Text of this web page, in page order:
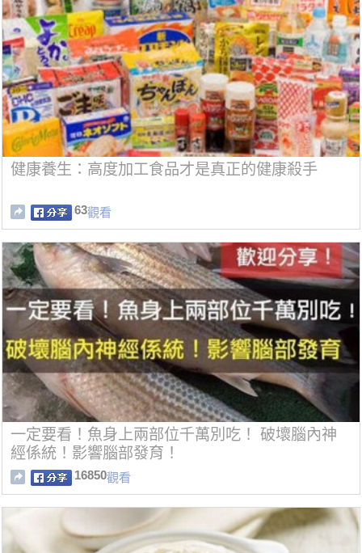
健康養生：高度加工食品才是真正的健康殺手
63觀看
一定要看！魚身上兩部位千萬別吃！ 破壞腦內神
經係統！影響腦部發育！
16850觀看